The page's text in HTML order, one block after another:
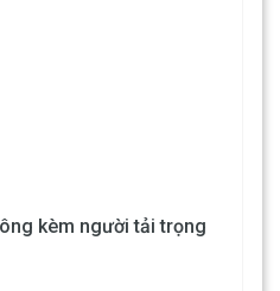
kèm người tải trọng